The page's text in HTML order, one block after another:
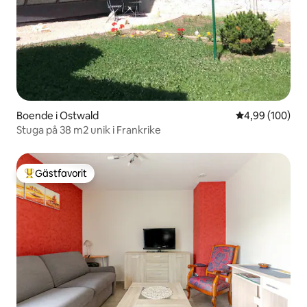
Boende i Ostwald 4,99 av 5 i
4,99 (100)
Stuga på 38 m2 unik i Frankrike
Populär gästfavorit
Gästfavorit